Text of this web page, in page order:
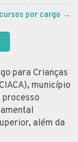
por cargo →
para Crianças
município
processo
além da